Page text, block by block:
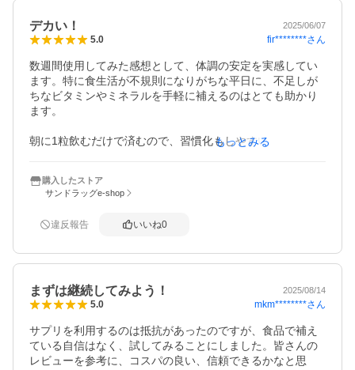
デカい！ 2025/06/07
5.0 fir********さん
数週間使用してみた感想として、体調の安定を実感してい
ます。特に食生活が不規則になりがちな平日に、不足しが
ちなビタミンやミネラルを手軽に補えるのはとても助かり
ます。
朝に1粒飲むだけで済むので、習慣化もしやすいですし、胃
気がします。また、肌の調子も少し良くなってきたような
印象があります。
唯一のマイナスポイントは、錠剤がやや大きめなので、錠
ん。
総合的には、忙しい現代人にとって非常に心強いサポート
サプリだと思います。今後も継続して使っていきたいと思
もっとみる
購入したストア
サンドラッグe-shop
違反報告 いいね0
まずは継続してみよう！ 2025/08/14
5.0 mkm********さん
サプリを利用するのは抵抗があったのですが、食品で補え
ている自信はなく、試してみることにしました。皆さんの
レビューを参考に、コスパの良い、信頼できるかなと思